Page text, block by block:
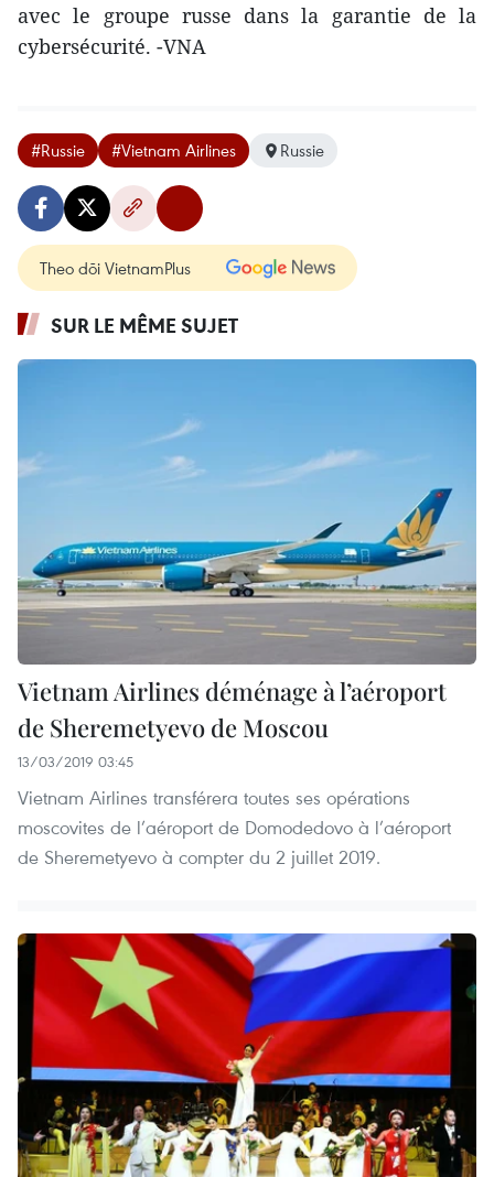
avec le groupe russe dans la garantie de la
cybersécurité. -VNA
#Russie #Vietnam Airlines Russie
Theo dõi VietnamPlus
SUR LE MÊME SUJET
Vietnam Airlines déménage à l’aéroport
de Sheremetyevo de Moscou
13/03/2019 03:45
Vietnam Airlines transférera toutes ses opérations
moscovites de l’aéroport de Domodedovo à l’aéroport
de Sheremetyevo à compter du 2 juillet 2019.